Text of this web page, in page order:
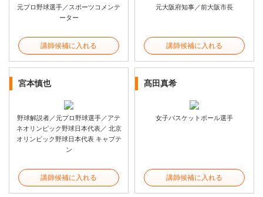
元プロ野球選手／スポーツコメンテ
ーター
講師候補に入れる
元大阪府知事／前大阪市長
講師候補に入れる
宮本慎也
野球解説者／元プロ野球選手／アテ
ネオリンピック野球日本代表／ 北京
オリンピック野球日本代表 キャプテ
ン
講師候補に入れる
髙田真希
女子バスケットボール選手
講師候補に入れる